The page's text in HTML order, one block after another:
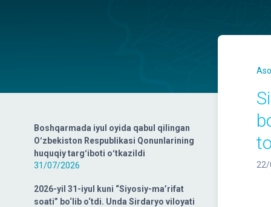
Boshqarmada iyul oyida qabul qilingan
Oʻzbekiston Respublikasi Qonunlarining
huquqiy targʻiboti oʻtkazildi
31/07/2026
2026-yil 31-iyul kuni “Siyosiy-ma’rifat
soati” bo‘lib o‘tdi. Unda Sirdaryo viloyati